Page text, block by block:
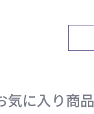
気に入り商